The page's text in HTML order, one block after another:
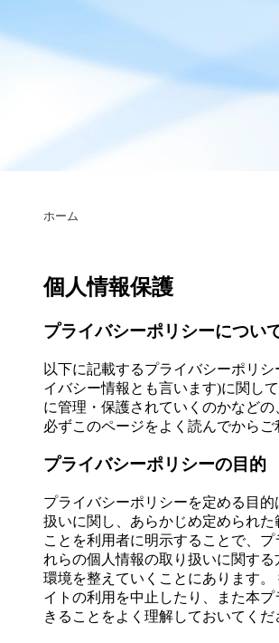
ホーム
個人情報保護
プライバシーポリシーについ
以下に記載するプライバシーポリ
イバシー情報とも言います)に関し
に管理・保護されていくのかなど
必ずこのページをよく読んでからご
プライバシーポリシーの目的
プライバシーポリシーを定める目
扱いに関し、あらかじめ定められ
ことを利用者に明示することで、
れらの個人情報の取り扱いに関す
環境を整えていくことにあります
イトの利用を中止したり、また本
きることをよく理解しておいてくだ